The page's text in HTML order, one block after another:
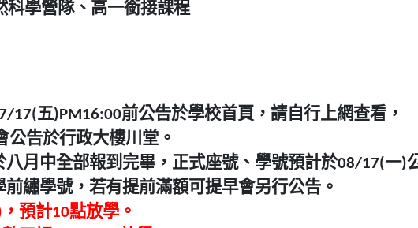
科學營隊、高一銜接課程
17(五)PM16:00前公告於學校首頁，請自行上網查看，
公告於行政大樓川堂。
八月中全部報到完畢，正式座號、學號預計於08/17(一)
繡學號，若有提前滿額可提早會另行公告。
預計10點放學。